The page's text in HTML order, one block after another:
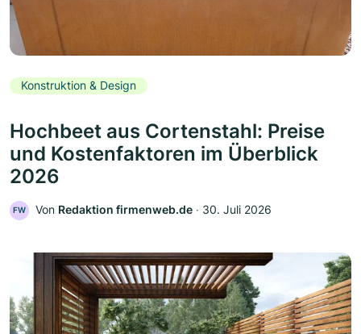
Konstruktion & Design
Hochbeet aus Cortenstahl: Preise
und Kostenfaktoren im Überblick
2026
FW Von Redaktion firmenweb.de ‧ 30. Juli 2026